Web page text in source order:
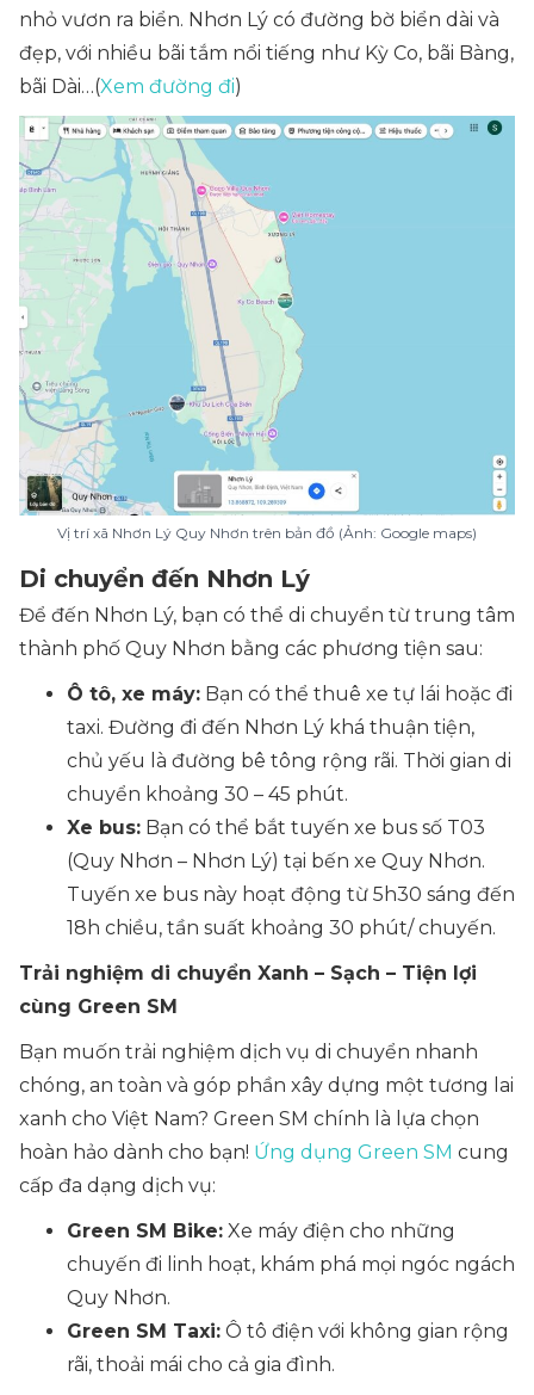
nhỏ vươn ra biển. Nhơn Lý có đường bờ biển dài và
đẹp, với nhiều bãi tắm nổi tiếng như Kỳ Co, bãi Bàng,
bãi Dài…(Xem đường đi)
Vị trí xã Nhơn Lý Quy Nhơn trên bản đồ (Ảnh: Google maps)
Di chuyển đến Nhơn Lý
Để đến Nhơn Lý, bạn có thể di chuyển từ trung tâm
thành phố Quy Nhơn bằng các phương tiện sau:
Ô tô, xe máy: Bạn có thể thuê xe tự lái hoặc đi
taxi. Đường đi đến Nhơn Lý khá thuận tiện,
chủ yếu là đường bê tông rộng rãi. Thời gian di
chuyển khoảng 30 – 45 phút.
Xe bus: Bạn có thể bắt tuyến xe bus số T03
(Quy Nhơn – Nhơn Lý) tại bến xe Quy Nhơn.
Tuyến xe bus này hoạt động từ 5h30 sáng đến
18h chiều, tần suất khoảng 30 phút/ chuyến.
Trải nghiệm di chuyển Xanh – Sạch – Tiện lợi
cùng Green SM
Bạn muốn trải nghiệm dịch vụ di chuyển nhanh
chóng, an toàn và góp phần xây dựng một tương lai
xanh cho Việt Nam? Green SM chính là lựa chọn
hoàn hảo dành cho bạn! Ứng dụng Green SM cung
cấp đa dạng dịch vụ:
Green SM Bike: Xe máy điện cho những
chuyến đi linh hoạt, khám phá mọi ngóc ngách
Quy Nhơn.
Green SM Taxi: Ô tô điện với không gian rộng
rãi, thoải mái cho cả gia đình.